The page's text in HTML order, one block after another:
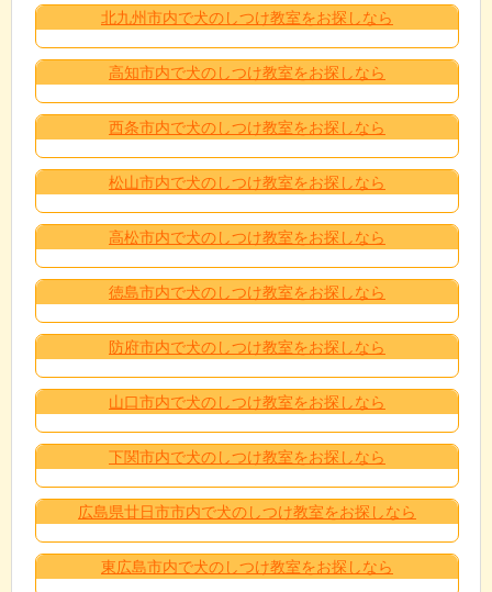
北九州市内で犬のしつけ教室をお探しなら
高知市内で犬のしつけ教室をお探しなら
西条市内で犬のしつけ教室をお探しなら
松山市内で犬のしつけ教室をお探しなら
高松市内で犬のしつけ教室をお探しなら
徳島市内で犬のしつけ教室をお探しなら
防府市内で犬のしつけ教室をお探しなら
山口市内で犬のしつけ教室をお探しなら
下関市内で犬のしつけ教室をお探しなら
広島県廿日市市内で犬のしつけ教室をお探しなら
東広島市内で犬のしつけ教室をお探しなら